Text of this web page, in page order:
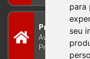
para
seu
Prefeitura
Avenida
Princípio/RS -